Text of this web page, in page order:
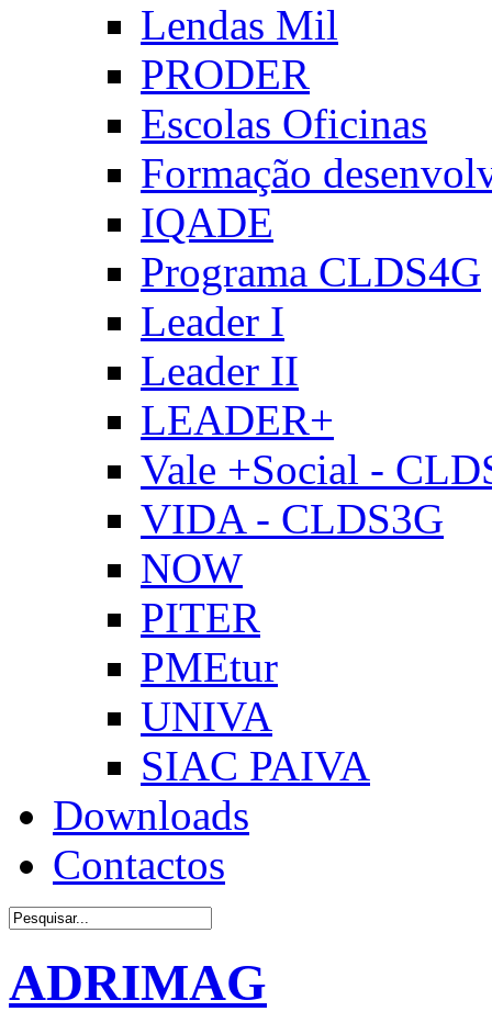
Lendas Mil
PRODER
Escolas Oficinas
Formação
IQADE
Programa CLDS4G
Leader I
Leader II
LEADER+
Vale +Social -
VIDA - CLDS3G
NOW
PITER
PMEtur
UNIVA
SIAC PAIVA
Downloads
Contactos
ADRIMAG